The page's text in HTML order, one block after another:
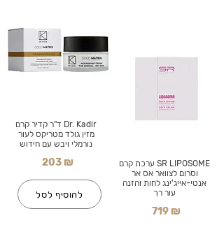
Dr. Kadir ד"ר קדיר קרם
מזין גולד מטריקס לעור
נורמלי ויבש עם חידוש
203 ₪
להוסיף לסל
SR LIPOSOME ערכת קרם
וסרום לצוואר אס אר
אנטי-אייג'ינג לחות והזנה
עור רך
719 ₪